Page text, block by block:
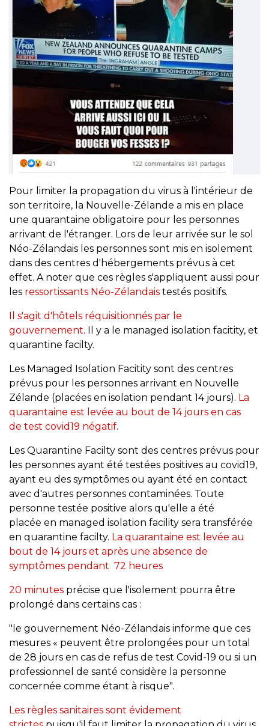
Pour limiter la propagation du virus à l'intérieur de
son territoire, la Nouvelle-Zélande a mis en place
une quarantaine obligatoire pour les personnes
arrivant de l'étranger. Lors de leur arrivée sur le sol
Néo-Zélandais les personnes sont mis en isolement
dans des centres d'hébergements prévus à cet
effet. A noter que ces règles s'appliquent aussi pour
les ressortissants Néo-Zélandais testés positifs.
Il s'agit d'hôtels réquisitionnés par le
gouvernement. Il y a le managed isolation facitity, et
quarantine facilty.
Les Managed Isolation Facitity sont des centres
prévus pour les personnes arrivant en Nouvelle
Zélande (placées en isolation pendant 14 jours). La
quarantaine est levée au bout de 14 jours en cas
de test covid19 négatif.
Les Quarantine Facilty sont des centres prévus pour
les personnes ayant été testées positives au covid19,
ayant eu des symptômes ou ayant été en contact
avec d'autres personnes contaminées. Toute
personne testée positive alors qu'elle a été
placée en managed isolation facility sera transférée
en quarantine facilty. La quarantaine est levée au
bout de 14 jours et après une absence de
symptômes pendant 72 heures
20 minutes précise que l'isolement pourra être
prolongé dans certains cas :
"le gouvernement Néo-Zélandais informe que ces
mesures « peuvent être prolongées pour un total
de 28 jours en cas de refus de test Covid-19 ou si un
professionnel de santé considère la personne
concernée comme étant à risque".
Les règles sanitaires sont évidement